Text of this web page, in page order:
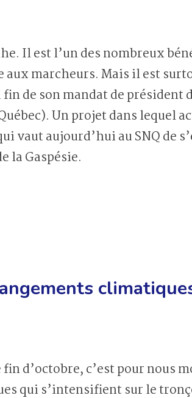
Il est l’un des nombreux
marcheurs. Mais il est
de son mandat de président
Un projet dans lequel
vaut aujourd’hui au SNQ de
la Gaspésie.
d’octobre, c’est pour nous
qui s’intensifient sur le